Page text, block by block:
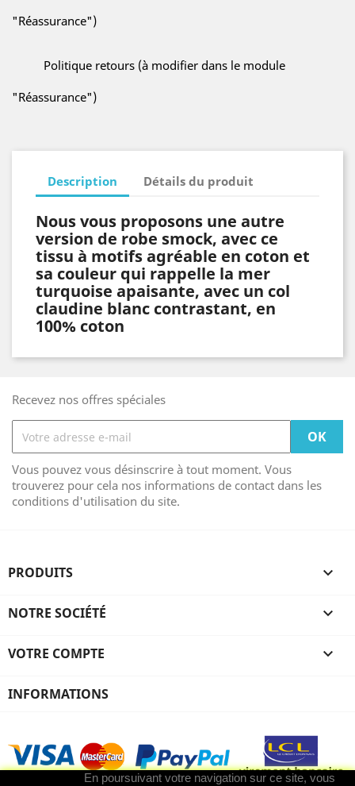
"Réassurance")
Politique retours (à modifier dans le module
"Réassurance")
Description Détails du produit
Nous vous proposons une autre
version de robe smock, avec ce
tissu à motifs agréable en coton et
sa couleur qui rappelle la mer
turquoise apaisante, avec un col
claudine blanc contrastant, en
100% coton
Recevez nos offres spéciales
Vous pouvez vous désinscrire à tout moment. Vous
trouverez pour cela nos informations de contact dans les
conditions d'utilisation du site.
PRODUITS 
NOTRE SOCIÉTÉ 
VOTRE COMPTE 
INFORMATIONS
En poursuivant votre navigation sur ce site, vous